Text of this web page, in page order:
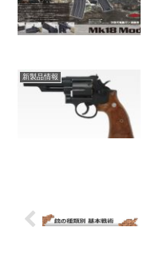
新製品情報